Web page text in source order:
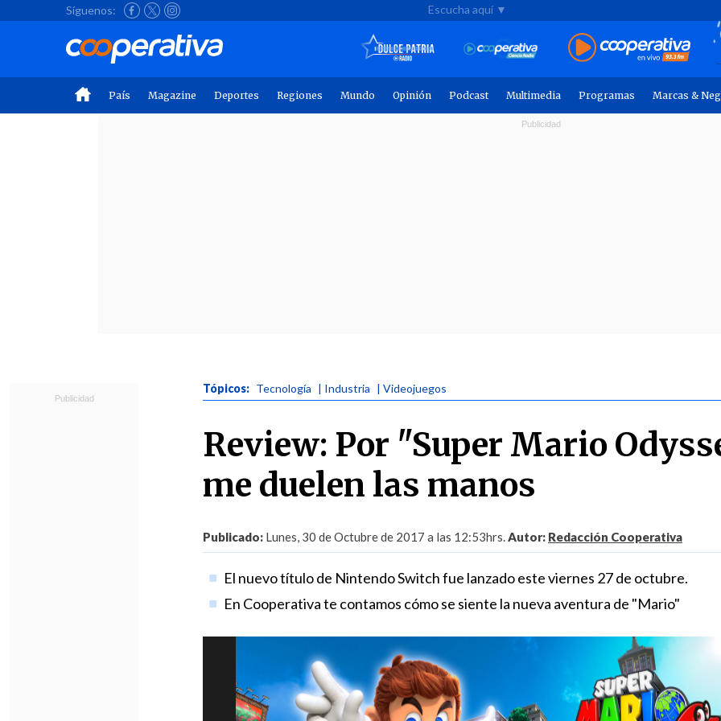
Síguenos: Escucha aquí ▼
País Magazine Deportes Regiones Mundo Opinión Podcast Multimedia Programas Marcas &
Tópicos: Tecnología | Industria | Videojuegos
Review: Por "Super Mario
me duelen las manos
Publicado: Lunes, 30 de Octubre de 2017 a las 12:53hrs.Autor: Redacción Cooperativa
El nuevo título de Nintendo Switch fue lanzado este viernes 27 de octubre.
En Cooperativa te contamos cómo se siente la nueva aventura de "Mario"